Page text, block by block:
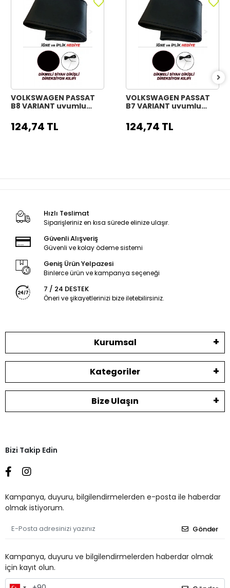
VOLKSWAGEN PASSAT
B8 VARIANT uyumlu
direksiyon kılıfı siyah
dikiş
124,74 TL
VOLKSWAGEN PASSAT
B7 VARIANT uyumlu
direksiyon kılıfı siyah
dikiş
124,74 TL
Hızlı Teslimat
Siparişleriniz en kısa sürede elinize ulaşır.
Güvenli Alışveriş
Güvenli ve kolay ödeme sistemi
Geniş Ürün Yelpazesi
Binlerce ürün ve kampanya seçeneği
7 / 24 DESTEK
Öneri ve şikayetlerinizi bize iletebilirsiniz.
Kurumsal
Kategoriler
Bize Ulaşın
Bizi Takip Edin
Kampanya, duyuru, bilgilendirmelerden e-posta ile haberdar
olmak istiyorum.
Gönder
Kampanya, duyuru ve bilgilendirmelerden haberdar olmak
için kayıt olun.